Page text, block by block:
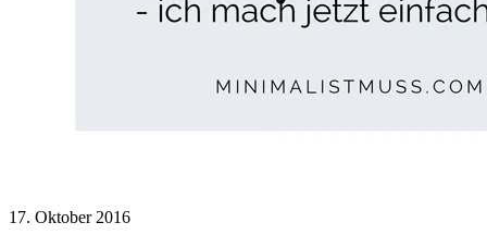
17. Oktober 2016